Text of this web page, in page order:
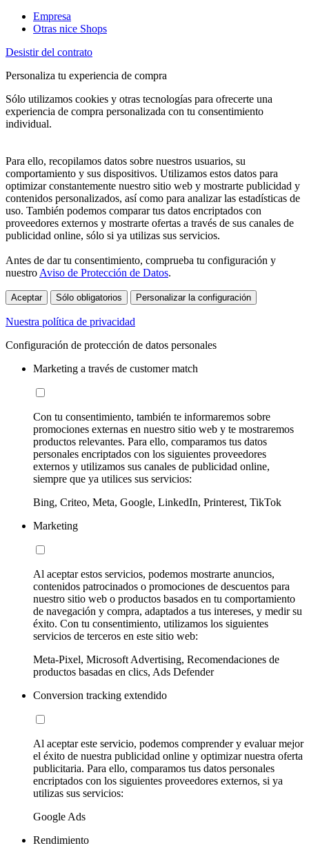
Empresa
Otras nice Shops
Desistir del contrato
Personaliza tu experiencia de compra
Sólo utilizamos cookies y otras tecnologías para ofrecerte una
experiencia de compra personalizada con tu consentimiento
individual.
Para ello, recopilamos datos sobre nuestros usuarios, su
comportamiento y sus dispositivos. Utilizamos estos datos para
optimizar constantemente nuestro sitio web y mostrarte publicidad y
contenidos personalizados, así como para analizar las estadísticas de
uso. También podemos comparar tus datos encriptados con
proveedores externos y mostrarte ofertas a través de sus canales de
publicidad online, sólo si ya utilizas sus servicios.
Antes de dar tu consentimiento, comprueba tu configuración y
nuestro Aviso de Protección de Datos.
Aceptar Sólo obligatorios Personalizar la configuración
Nuestra política de privacidad
Configuración de protección de datos personales
Marketing a través de customer match
Con tu consentimiento, también te informaremos sobre
promociones externas en nuestro sitio web y te mostraremos
productos relevantes. Para ello, comparamos tus datos
personales encriptados con los siguientes proveedores
externos y utilizamos sus canales de publicidad online,
siempre que ya utilices sus servicios:
Bing, Criteo, Meta, Google, LinkedIn, Printerest, TikTok
Marketing
Al aceptar estos servicios, podemos mostrarte anuncios,
contenidos patrocinados o promociones de descuentos para
nuestro sitio web o productos basados en tu comportamiento
de navegación y compra, adaptados a tus intereses, y medir su
éxito. Con tu consentimiento, utilizamos los siguientes
servicios de terceros en este sitio web:
Meta-Pixel, Microsoft Advertising, Recomendaciones de
productos basadas en clics, Ads Defender
Conversion tracking extendido
Al aceptar este servicio, podemos comprender y evaluar mejor
el éxito de nuestra publicidad online y optimizar nuestra oferta
publicitaria. Para ello, comparamos tus datos personales
encriptados con los siguientes proveedores externos, si ya
utilizas sus servicios:
Google Ads
Rendimiento